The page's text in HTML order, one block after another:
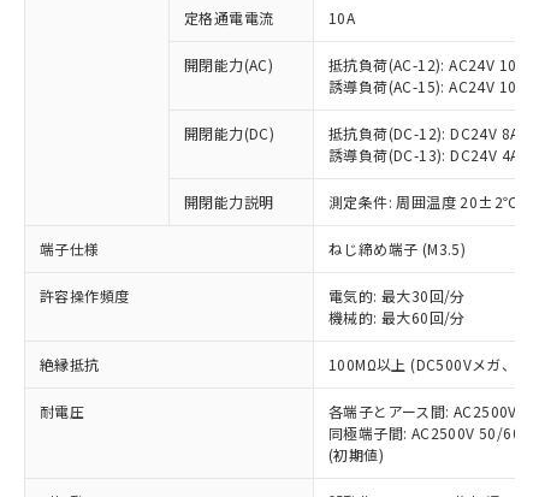
定格通電電流 10A
開閉能力(AC)
抵抗負荷(AC-12): AC24V 10A/
誘導負荷(AC-15): AC24V
開閉能力(DC)
抵抗負荷(DC-12): DC24V 8A/
誘導負荷(DC-13): DC24V 4A/
開閉能力説明 測定条件: 周囲温度 20±2℃、
端子仕様 ねじ締め端子 (M3.5)
許容操作頻度
電気的: 最大30回/分
機械的: 最大60回/分
絶縁抵抗 100MΩ以上 (DC500Vメガ、点
耐電圧
各端子とアース間: AC2500V
同極端子間: AC2500V 50/
(初期値)
ご利用条件
以下の条件をお読みいただき、同意のうえ
ご利用ください。
本サービスは、当社制御機器事業取扱
商品の当社在庫状況および標準価格
(税抜)を提供させていただくもので
当社制御機器事業取扱商品の中には、
本サービスの対象外となる商品もある
ことをご了承ください。
在庫状況および標準価格照会結果は、
記載している更新日時点での社内デー
タに基づき作成されるものであり、閲
覧された時点での実際の在庫および標
準価格とは異なる場合があることをご
対応予定：EU RoHS指令（10物質）の非含
有に対応した製品に切り替える予定のある
対応予定なし：EU RoHS指令（10物質）の
非含有に非対応の商品で、対応品を出す予
定はありません。
調査・確認中：EU RoHS指令（10物質）の
非含有の対応状況を調査中または確認中の
非該当品：ライセンス料など無形物で、有
害物質有無と関係のない商品です。
仕入先様の事情により、非含有部品として
いたものが、含有品と判明した場合などや
むを得ず変更することがあります。
鉛(Pb) 1000ppm以下、 水銀(Hg) 1000ppm以下、 カド
六価クロム(Cr(Ⅵ)) 1000ppm以下、ポリ臭化ビフェニル
類(PBB) 1000ppm以下、ポリ臭化ジフェニルエーテル類
(PBDE) 1000ppm以下、フタル酸ビス(2-エチルヘキシ
※1 中国RoHS○×表
「○」：最大均質材料含有率が中国RoHSの
基準値以下であることを示します。
「×」：最大均質材料含有率が中国RoHSの
基準値を超えていることを示します。
「－」：未確認です。当社販売部門へお問
い合わせください。
*中国RoHS10物質の基準値 (GB/T26572)：
Pb(鉛) :1000ppm、 Hg(水銀) : 1000ppm、 Cd(カドミウ
Cr(Ⅵ)(六価クロム) : 1000ppm、 PBBs(ポリ臭化ビフェ
当社は、これら貴社製品のうち、外国
為替および外国貿易法に定める商品
（以下｢規制貨物等」という）を輸出
国政府の輸出許可(または役務取引許
可)を取得するなどの必要な手続きを